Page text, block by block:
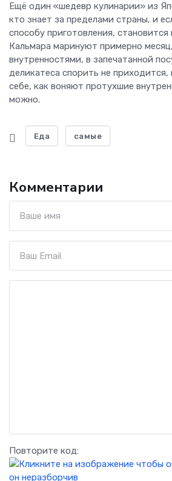
Ещё один «шедевр кулинарии» из
кто знает за пределами страны, и
способу приготовления,
Кальмара маринуют примерно
внутренностями, в запечатанной
деликатеса спорить не приходится,
себе, как воняют протухшие
можно.
Еда самые
Комментарии
Повторите код: